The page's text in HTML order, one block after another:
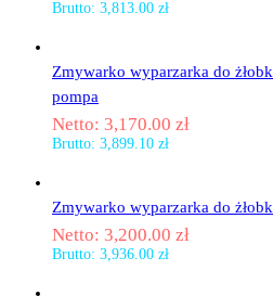
Brutto: 3,813.00 zł
Zmywarko wyparzarka do
pompa
Netto: 3,170.00 zł
Brutto: 3,899.10 zł
Zmywarko wyparzarka do
Netto: 3,200.00 zł
Brutto: 3,936.00 zł